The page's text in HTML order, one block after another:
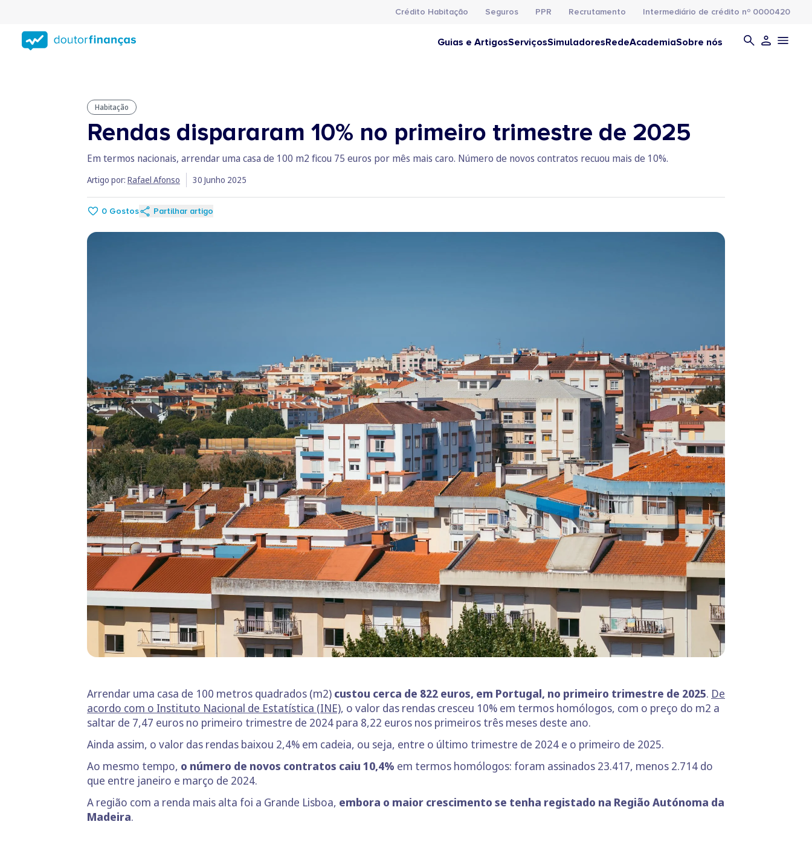
conteúdo
principal
Crédito Habitação Seguros PPR Recrutamento Intermediário de crédito nº 0000420
Guias e ArtigosServiçosSimuladoresRedeAcademiaSobre nós
Habitação
Rendas dispararam 10% no primeiro trimestre de 2025
Em termos nacionais, arrendar uma casa de 100 m2 ficou 75 euros por mês mais caro. Número de novos contratos recuou mais de 10%.
Artigo por: Rafael Afonso 30 Junho 2025
0 Gostos Partilhar artigo
Arrendar uma casa de 100 metros quadrados (m2) custou cerca de 822 euros, em Portugal, no primeiro trimestre de 2025. De
acordo com o Instituto Nacional de Estatística (INE), o valor das rendas cresceu 10% em termos homólogos, com o preço do m2 a
saltar de 7,47 euros no primeiro trimestre de 2024 para 8,22 euros nos primeiros três meses deste ano.
Ainda assim, o valor das rendas baixou 2,4% em cadeia, ou seja, entre o último trimestre de 2024 e o primeiro de 2025.
Ao mesmo tempo, o número de novos contratos caiu 10,4% em termos homólogos: foram assinados 23.417, menos 2.714 do
que entre janeiro e março de 2024.
A região com a renda mais alta foi a Grande Lisboa, embora o maior crescimento se tenha registado na Região Autónoma da
Madeira.